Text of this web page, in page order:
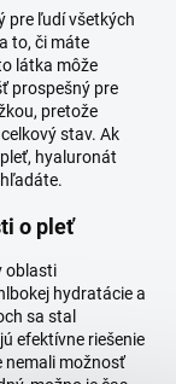
pre ľudí všetkých
to, či máte
látka môže
prospešný pre
pretože
stav. Ak
hyaluronát
o pleť
oblasti
hydratácie a
sa stal
efektívne riešenie
nemali možnosť